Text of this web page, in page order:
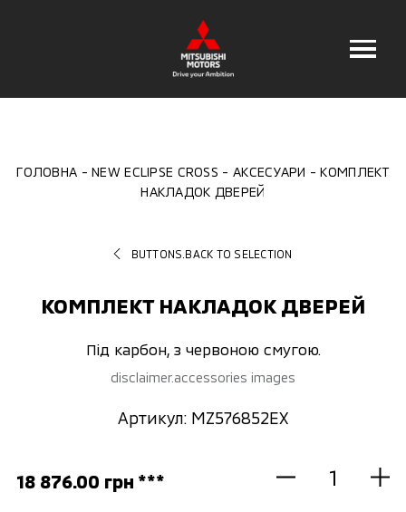
ГОЛОВНА NEW ECLIPSE CROSS АКСЕСУАРИ
КОМПЛЕКТ
НАКЛАДОК ДВЕРЕЙ
BUTTONS.BACK TO SELECTION
КОМПЛЕКТ НАКЛАДОК ДВЕРЕЙ
Під карбон, з червоною смугою.
disclaimer.accessories images
Артикул: MZ576852EX
18 876.00 грн ***